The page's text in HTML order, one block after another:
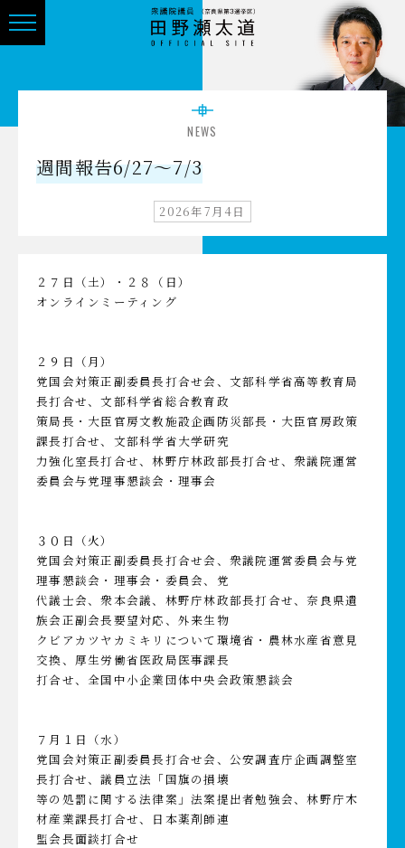
NEWS
週間報告6/27～7/3
2026年7月4日
２７日（土）・２８（日）
オンラインミーティング
２９日（月）
党国会対策正副委員長打合せ会、文部科学省高等教育局
長打合せ、文部科学省総合教育政
策局長・大臣官房文教施設企画防災部長・大臣官房政策
課長打合せ、文部科学省大学研究
力強化室長打合せ、林野庁林政部長打合せ、衆議院運営
委員会与党理事懇談会・理事会
３０日（火）
党国会対策正副委員長打合せ会、衆議院運営委員会与党
理事懇談会・理事会・委員会、党
代議士会、衆本会議、林野庁林政部長打合せ、奈良県遺
族会正副会長要望対応、外来生物
クビアカツヤカミキリについて環境省・農林水産省意見
交換、厚生労働省医政局医事課長
打合せ、全国中小企業団体中央会政策懇談会
７月１日（水）
党国会対策正副委員長打合せ会、公安調査庁企画調整室
長打合せ、議員立法「国旗の損壊
等の処罰に関する法律案」法案提出者勉強会、林野庁木
材産業課長打合せ、日本薬剤師連
盟会長面談打合せ